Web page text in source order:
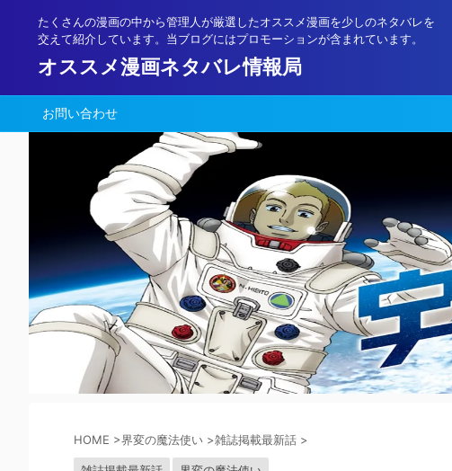
たくさんの漫画の中から管理人が厳選したオススメ漫画を少しのネタバレを
交えて紹介しています。当ブログにはプロモーションが含まれています。
オススメ漫画ネタバレ情報局
お問い合わせ
HOME >界変の魔法使い >雑誌掲載最新話 >